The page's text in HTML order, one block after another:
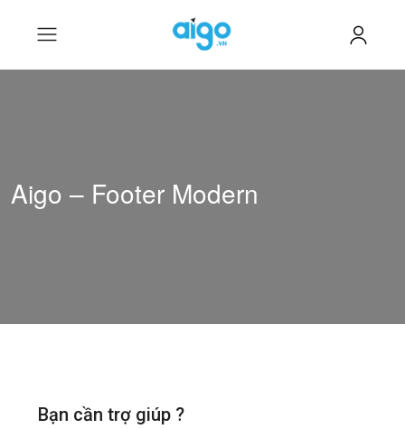
Aigo – Footer Modern
Bạn cần trợ giúp ?